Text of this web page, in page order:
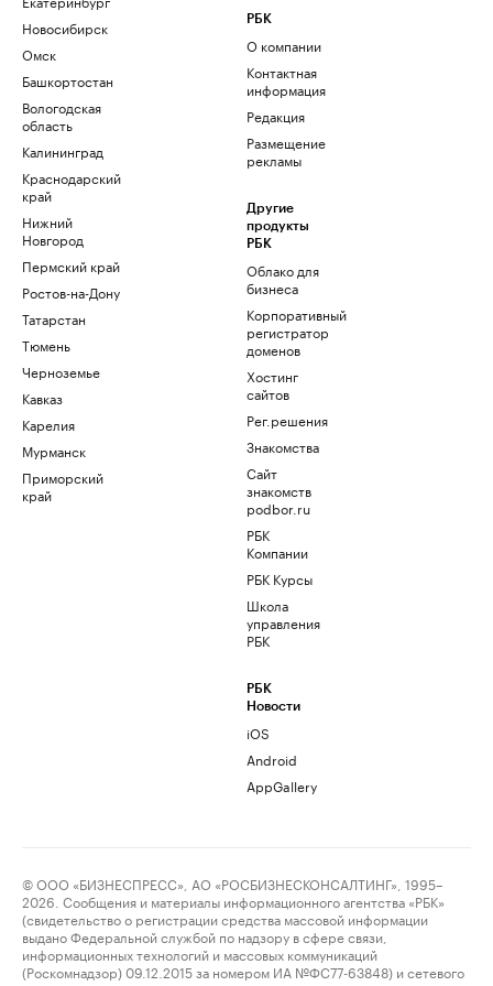
Новосибирск
Омск
Башкортостан
Вологодская
область
Калининград
Краснодарский
край
Нижний
Новгород
Пермский край
Ростов-на-Дону
Татарстан
Тюмень
Черноземье
Кавказ
Карелия
Мурманск
Приморский
край
РБК
О компании
Контактная
информация
Редакция
Размещение
рекламы
Другие
продукты
РБК
Облако для
бизнеса
Корпоративный
регистратор
доменов
Хостинг
сайтов
Рег.решения
Знакомства
Сайт
знакомств
podbor.ru
РБК
Компании
РБК Курсы
Школа
управления
РБК
РБК
Новости
iOS
Android
AppGallery
© ООО «БИЗНЕСПРЕСС», АО «РОСБИЗНЕСКОНСАЛТИНГ», 1995–
2026. Сообщения и материалы информационного агентства «РБК»
(свидетельство о регистрации средства массовой информации
выдано Федеральной службой по надзору в сфере связи,
информационных технологий и массовых коммуникаций
(Роскомнадзор) 09.12.2015 за номером ИА №ФС77-63848) и сетевого